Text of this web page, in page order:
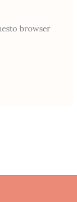
browser